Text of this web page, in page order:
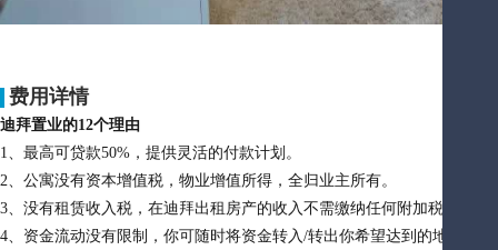
费用详情
迪拜置业的12个理由
1、最高可贷款50%，提供灵活的付款计划。
2、公寓没有资本增值税，物业增值所得，全归业主所有。
3、没有租赁收入税，在迪拜出租房产的收入不需缴纳任何附加税。
4、资金流动没有限制，你可随时将资金转入/转出你希望达到的地方。